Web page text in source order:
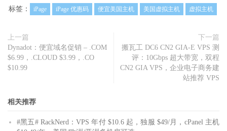
标签： iPage iPage 优惠码 便宜美国主机 美国虚拟主机 虚拟主机
上一篇
Dynadot：便宜域名促销 – .COM
$6.99，.CLOUD $3.99，.CO
$10.99
下一篇
搬瓦工 DC6 CN2 GIA-E VPS 测
评：10Gbps 超大带宽，双程
CN2 GIA VPS，企业电子商务建
站推荐 VPS
相关推荐
#黑五# RackNerd：VPS 年付 $10.6 起，独服 $49/月，cPanel 主机